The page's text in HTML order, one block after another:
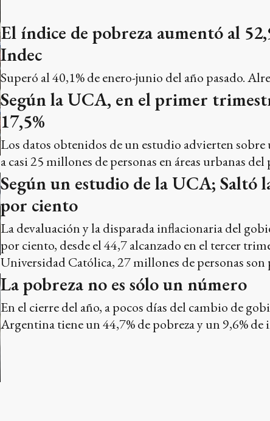
El índice de pobreza aumentó al
Indec
Superó al 40,1% de enero-junio del año pasado.
Según la UCA, en el primer
17,5%
Los datos obtenidos de un estudio advierten
a casi 25 millones de personas en áreas urbanas del
Según un estudio de la UCA; Saltó
por ciento
La devaluación y la disparada inflacionaria del
por ciento, desde el 44,7 alcanzado en el tercer
Universidad Católica, 27 millones de personas son
La pobreza no es sólo un número
En el cierre del año, a pocos días del cambio de
Argentina tiene un 44,7% de pobreza y un 9,6% de